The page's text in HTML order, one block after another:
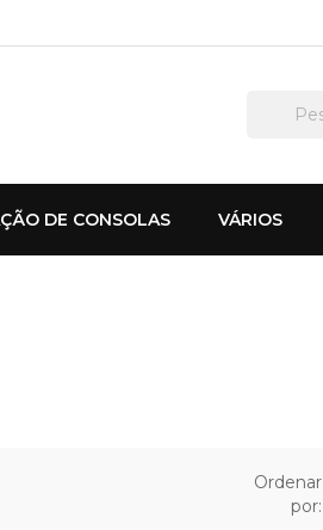
DE CONSOLAS VÁRIOS
Ordenar
por: